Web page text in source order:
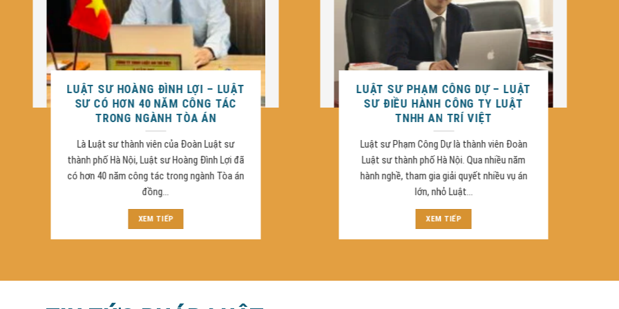
LUẬT SƯ PHẠM CÔNG DỰ – LUẬT
SƯ ĐIỀU HÀNH CÔNG TY LUẬT
TNHH AN TRÍ VIỆT
Luật sư Phạm Công Dự là thành viên Đoàn
Luật sư thành phố Hà Nội. Qua nhiều năm
hành nghề, tham gia giải quyết nhiều vụ án
PGS.TS PHẠM CÔNG TRỨ
Nguyên Trưởng ban Nội chính báo Pháp Luật
Việt Nam Dịch vụ pháp lý trọng điểm Luật An
Trí Việt tập trung vào các thủ tục có hồ sơ
phức...